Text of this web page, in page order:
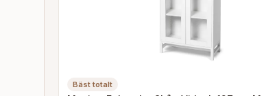
Bäst totalt